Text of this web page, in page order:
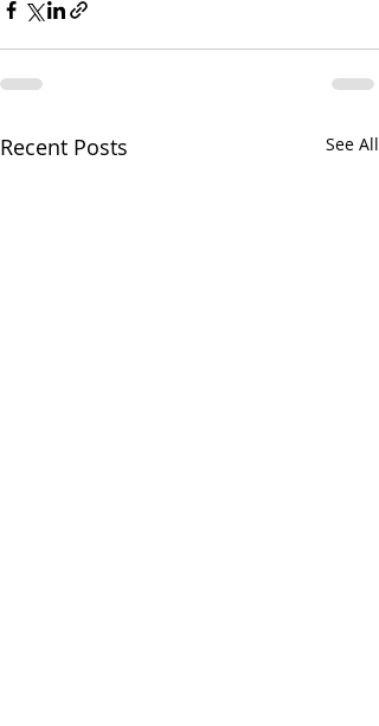
Recent Posts See All